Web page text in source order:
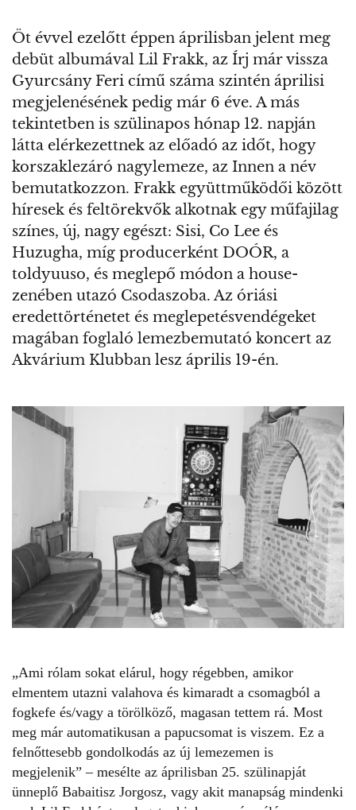
Öt évvel ezelőtt éppen áprilisban jelent meg
debüt albumával Lil Frakk, az Írj már vissza
Gyurcsány Feri című száma szintén áprilisi
megjelenésének pedig már 6 éve. A más
tekintetben is szülinapos hónap 12. napján
látta elérkezettnek az előadó az időt, hogy
korszaklezáró nagylemeze, az Innen a név
bemutatkozzon. Frakk együttműködői között
híresek és feltörekvők alkotnak egy műfajilag
színes, új, nagy egészt: Sisi, Co Lee és
Huzugha, míg producerként DOÓR, a
toldyuuso, és meglepő módon a house-
zenében utazó Csodaszoba. Az óriási
eredettörténetet és meglepetésvendégeket
magában foglaló lemezbemutató koncert az
Akvárium Klubban lesz április 19-én.
„Ami rólam sokat elárul, hogy régebben, amikor
elmentem utazni valahova és kimaradt a csomagból a
fogkefe és/vagy a törölköző, magasan tettem rá. Most
meg már automatikusan a papucsomat is viszem. Ez a
felnőttesebb gondolkodás az új lemezemen is
megjelenik” – mesélte az áprilisban 25. szülinapját
ünneplő Babaitisz Jorgosz, vagy akit manapság mindenki